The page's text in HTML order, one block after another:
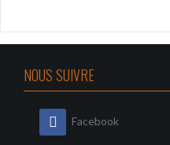
NOUS SUIVRE
Facebook